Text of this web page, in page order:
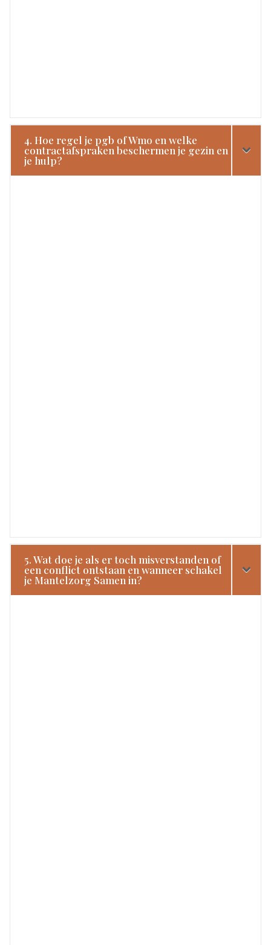
4. Hoe regel je pgb of Wmo en welke
contractafspraken beschermen je gezin en
je hulp?
5. Wat doe je als er toch misverstanden of
een conflict ontstaan en wanneer schakel
je Mantelzorg Samen in?